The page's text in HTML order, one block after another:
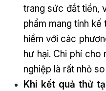
trang sức đắt tiền,
phẩm mang tính
hiểm với các
hư hại. Chi phí cho
nghiệp là rất nhỏ
Khi kết quả thử